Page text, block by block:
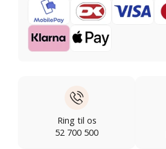
Ring til os
52 700 500